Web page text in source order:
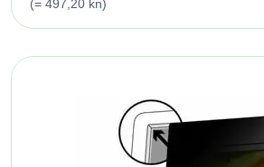
(= 497,20 kn)